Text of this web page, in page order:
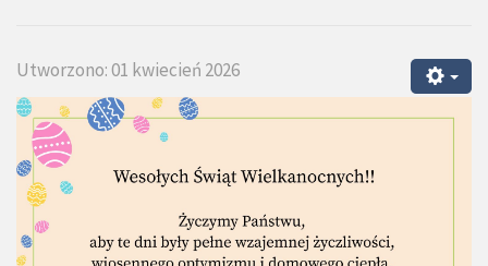
Utworzono: 01 kwiecień 2026